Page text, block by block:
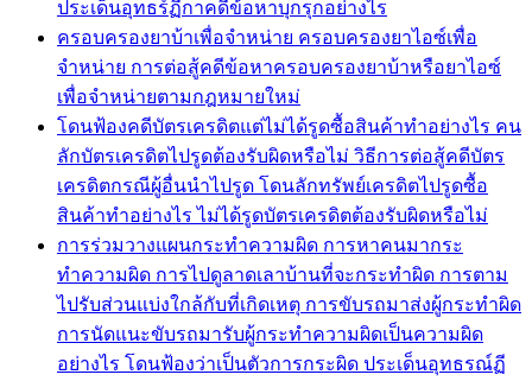
ประเด็นอุทธร์ฏีกาคดีข้อหาบุกรุกอย่างไร
ครอบครองยาบ้าเพื่อจำหน่าย ครอบครองยาไอซ์เพื่อ
จำหน่าย การต่อสู้คดีข้อหาครอบครองยาบ้าหรือยาไอซ์
เพื่อจำหน่ายตามกฎหมายใหม่
โดนฟ้องคดีบัตรเครดิตแต่ไม่ได้รูดซื้อสินค้าทำอย่างไร คน
ลักบัตรเครดิตไปรูดต้องรับผิดหรือไม่ วิธีการต่อสู้คดีบัตร
เครดิตกรณีผู้อื่นนำไปรูด โดนลักทรัพย์เครดิตไปรูดซื้อ
สินค้าทำอย่างไร ไม่ได้รูดบัตรเครดิตต้องรับผิดหรือไม่
การร่วมวางแผนกระทำความผิด การหาคนมากระ
ทำความผิด การไปดูลาดเลาบ้านที่จะกระทำผิด การตาม
ไปรับส่วนแบ่งใกล้กับที่เกิดเหตุ การขับรถมาส่งผู้กระทำผิด
การนัดแนะขับรถมารับผู้กระทำความผิดเป็นความผิด
อย่างไร โดนฟ้องว่าเป็นตัวการกระผิด ประเด็นอุทธรณ์ฏี